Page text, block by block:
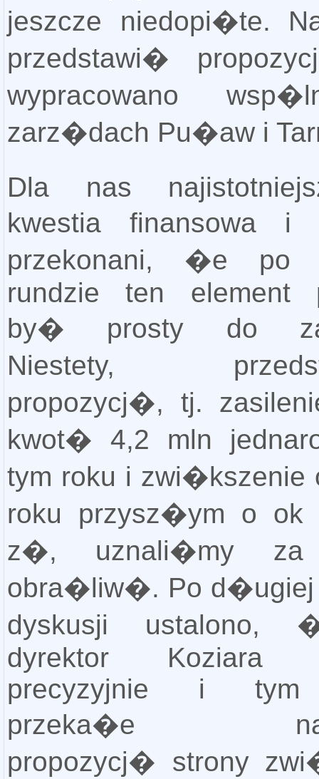
jeszcze niedopi�te.
przedstawi�
wypracowano
zarz�dach Pu�aw i
Dla nas
kwestia finansowa i
przekonani, �e po
rundzie ten element
by� prosty do
Niestety,
propozycj�, tj.
kwot� 4,2 mln
tym roku i zwi�kszenie
roku przysz�ym o ok
z�, uznali�my za
obra�liw�. Po d�ugiej
dyskusji ustalono,
dyrektor Koziara
precyzyjnie i tym
przeka�e
propozycj� strony